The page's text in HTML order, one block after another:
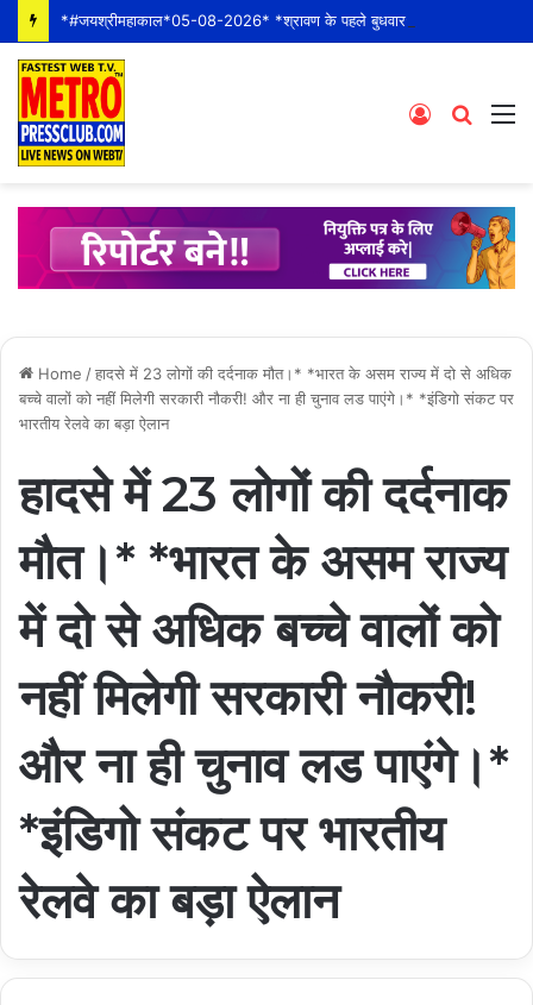
Search
Log
Home /हादसे में 23 लोगों की दर्दनाक मौत।* *भारत के असम राज्य में दो से अधिक
बच्चे वालों को नहीं मिलेगी सरकारी नौकरी! और ना ही चुनाव लड पाएंगे।* *इंडिगो संकट पर
भारतीय रेलवे का बड़ा ऐलान
हादसे में 23 लोगों की दर्दनाक
मौत।* *भारत के असम राज्य
में दो से अधिक बच्चे वालों को
नहीं मिलेगी सरकारी नौकरी!
और ना ही चुनाव लड पाएंगे।*
*इंडिगो संकट पर भारतीय
रेलवे का बड़ा ऐलान